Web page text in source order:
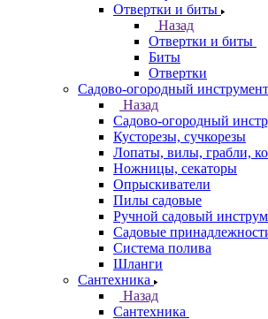
Отвертки и биты
Назад
Отвертки и биты
Биты
Отвертки
Садово-огородный инструмент
Назад
Садово-огородный
Кусторезы, сучкорезы
Лопаты, вилы, грабли,
Ножницы, секаторы
Опрыскиватели
Пилы садовые
Ручной садовый
Садовые
Система полива
Шланги
Сантехника
Назад
Сантехника